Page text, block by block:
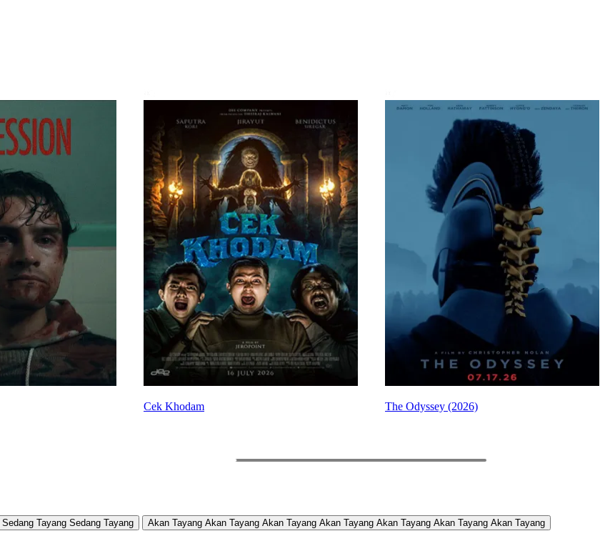
Cek Khodam The Odyssey (2026)
Sedang Tayang Sedang Tayang Akan Tayang Akan Tayang Akan Tayang Akan Tayang Akan Tayang Akan Tayang Akan Tayang